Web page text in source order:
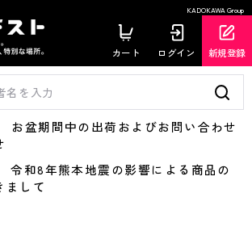
KADOKAWA Group
カート ログイン 新規登録
盆期間中の出荷およびお問い合わせ
和8年熊本地震の影響による商品の
まして